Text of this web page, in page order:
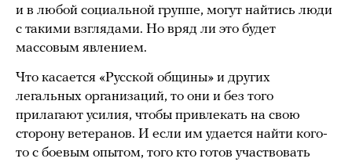
и в любой социальной группе, могут найтись люди
с такими взглядами. Но вряд ли это будет
массовым явлением.
Что касается «Русской общины» и других
легальных организаций, то они и без того
прилагают усилия, чтобы привлекать на свою
сторону ветеранов. И если им удается найти кого-
то с боевым опытом, того кто готов участвовать